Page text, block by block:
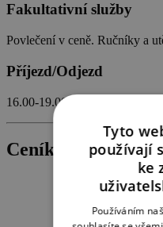
Fakultativní služby
Povlečení v ceně. Ručníky a
Příjezd/Odjezd
16.00-19.00 / 8.00-10.00
Ceník ubytování –
Tyto
používají
ke
Používáním